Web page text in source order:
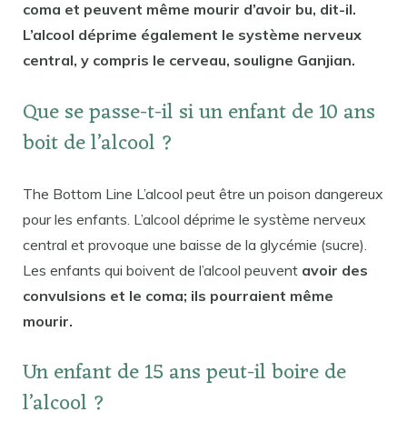
coma et peuvent même mourir d’avoir bu, dit-il.
L’alcool déprime également le système nerveux
central, y compris le cerveau, souligne Ganjian.
Que se passe-t-il si un enfant de 10 ans
boit de l’alcool ?
The Bottom Line L’alcool peut être un poison dangereux
pour les enfants. L’alcool déprime le système nerveux
central et provoque une baisse de la glycémie (sucre).
Les enfants qui boivent de l’alcool peuvent avoir des
convulsions et le coma; ils pourraient même
mourir.
Un enfant de 15 ans peut-il boire de
l’alcool ?